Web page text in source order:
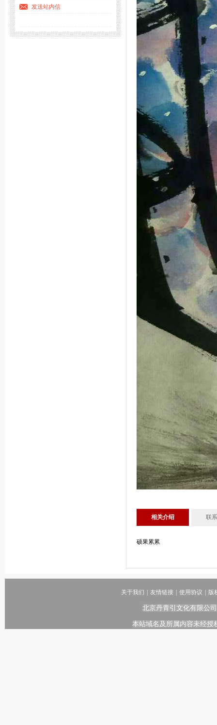
发送站内信
相关介绍 联
硕果累累
关于我们 友情链接 使用协议 版
北京丹青引文化有限公
本站域名及所属内容未经授